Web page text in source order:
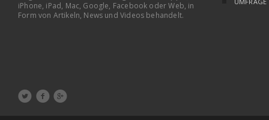
iPhone, iPad, Mac, Google, Facebook oder Web, in
Form von Artikeln, News und Videos behandelt.
  